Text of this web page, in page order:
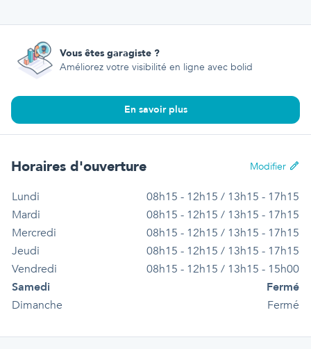
Vous êtes garagiste ?
Améliorez votre visibilité en ligne avec bolid
En savoir plus
Horaires d'ouverture Modifier
Lundi
08h15 - 12h15 / 13h15 - 17h15
Mardi
08h15 - 12h15 / 13h15 - 17h15
Mercredi
08h15 - 12h15 / 13h15 - 17h15
Jeudi
08h15 - 12h15 / 13h15 - 17h15
Vendredi
08h15 - 12h15 / 13h15 - 15h00
Samedi
Fermé
Dimanche
Fermé